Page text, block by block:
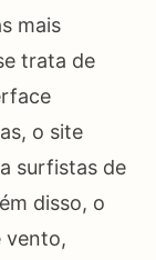
mais
trata de
o site
surfistas de
disso, o
vento,